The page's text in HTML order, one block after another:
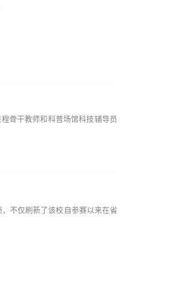
骨干教师和科普场馆科技辅导员
不仅刷新了该校自参赛以来在省